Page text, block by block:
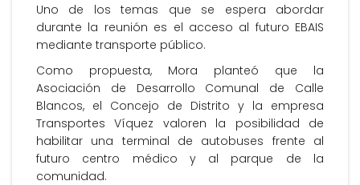
Uno de los temas que se espera abordar
durante la reunión es el acceso al futuro EBAIS
mediante transporte público.
Como propuesta, Mora planteó que la
Asociación de Desarrollo Comunal de Calle
Blancos, el Concejo de Distrito y la empresa
Transportes Víquez valoren la posibilidad de
habilitar una terminal de autobuses frente al
futuro centro médico y al parque de la
comunidad.